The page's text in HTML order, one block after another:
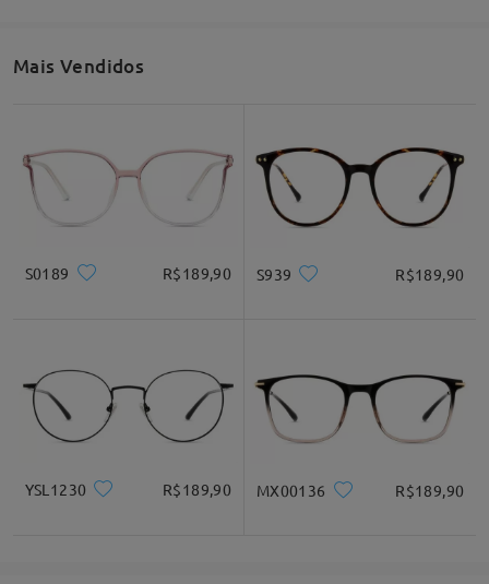
Mais Vendidos
S0189 R$189,90 S939 R$189,90
YSL1230 R$189,90 MX00136 R$189,90